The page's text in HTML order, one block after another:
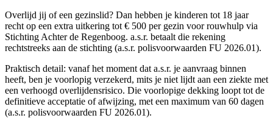
Overlijd jij of een gezinslid? Dan hebben je kinderen tot 18 jaar
recht op een extra uitkering tot € 500 per gezin voor rouwhulp via
Stichting Achter de Regenboog. a.s.r. betaalt die rekening
rechtstreeks aan de stichting (a.s.r. polisvoorwaarden FU 2026.01).
Praktisch detail: vanaf het moment dat a.s.r. je aanvraag binnen
heeft, ben je voorlopig verzekerd, mits je niet lijdt aan een ziekte met
een verhoogd overlijdensrisico. Die voorlopige dekking loopt tot de
definitieve acceptatie of afwijzing, met een maximum van 60 dagen
(a.s.r. polisvoorwaarden FU 2026.01).